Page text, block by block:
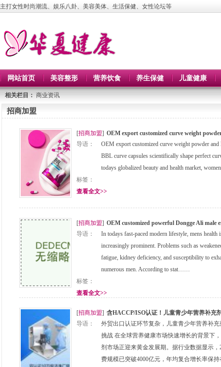
主打女性时尚潮流、娱乐八卦、美容美体、生活保健、女性论坛等
网站首页 美容整形 营养饮食 养生保健 儿童健康
相关栏目： 商业资讯
招商加盟
[招商加盟] OEM export customized curve weight
导语：
OEM export customized curve weight powder and
BBL curve capsules scientifically shape perfect
todays globalized beauty and health market,
标签：
查看全文>>
[招商加盟] OEM customized powerful Dongge Ali male
导语：
In todays fast-paced modern lifestyle, mens health
increasingly prominent. Problems such as
fatigue, kidney deficiency, and susceptibility to
numerous men. According to stat……
标签：
查看全文>>
[招商加盟] 含HACCP/ISO认证！儿童青少年营养补充
导语：
外贸出口认证环节复杂，儿童青少年营养补
挑战 在全球营养健康市场快速增长的背景下
剂市场正迎来黄金发展期。据行业数据显示，
费规模已突破4000亿元，年均复合增长率保